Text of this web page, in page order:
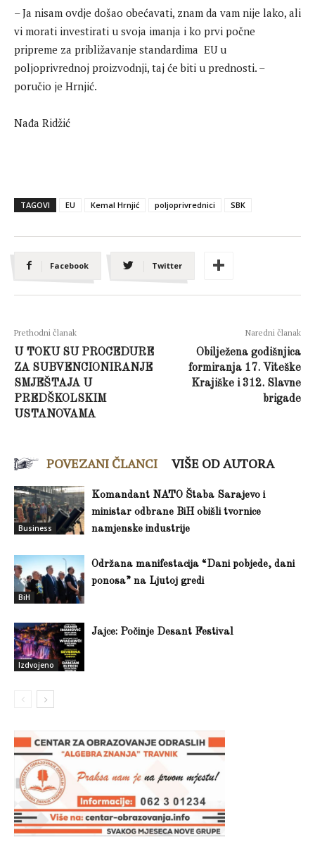
– Ja nisam ovdje došao obećavati, znam da vam nije lako, ali
vi morati investirati u svoja imanja i ko prvi počne
pripreme za približavanje standardima EU u
poljoprivrednoj proizvodnji, taj će biti u prednosti. –
poručio je Hrnjić.
Nađa Ridžić
TAGOVI EU Kemal Hrnjić poljoprivrednici SBK
Facebook Twitter
Prethodni članak
U TOKU SU PROCEDURE
ZA SUBVENCIONIRANJE
SMJEŠTAJA U
PREDŠKOLSKIM
USTANOVAMA
Naredni članak
Obilježena godišnjica
formiranja 17. Viteške
Krajiške i 312. Slavne
brigade
POVEZANI ČLANCI VIŠE OD AUTORA
Business
Komandant NATO Štaba Sarajevo i
ministar odbrane BiH obišli tvornice
namjenske industrije
BiH
Održana manifestacija “Dani pobjede, dani
ponosa” na Ljutoj gredi
Izdvojeno
Jajce: Počinje Desant Festival